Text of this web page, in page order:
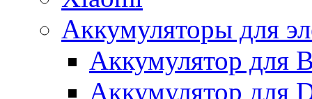
Аккумуляторы для
Аккумулятор для
Аккумулятор для